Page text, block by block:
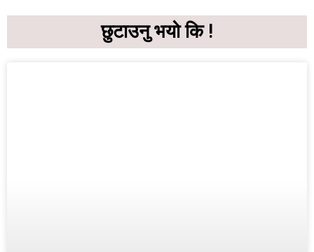
छुटाउनु भयो कि !